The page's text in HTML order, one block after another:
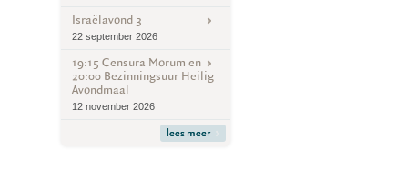
Israëlavond 3
22 september 2026
19:15 Censura Morum en
20:00 Bezinningsuur Heilig
Avondmaal
12 november 2026
lees meer